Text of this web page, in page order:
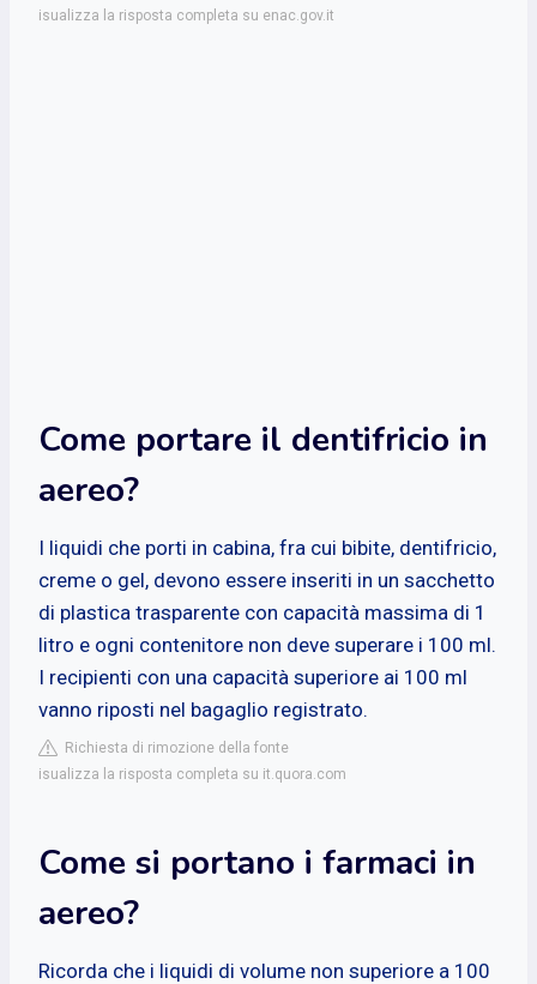
isualizza la risposta completa su enac.gov.it
Come portare il dentifricio in
aereo?
I liquidi che porti in cabina, fra cui bibite, dentifricio,
creme o gel, devono essere inseriti in un sacchetto
di plastica trasparente con capacità massima di 1
litro e ogni contenitore non deve superare i 100 ml.
I recipienti con una capacità superiore ai 100 ml
vanno riposti nel bagaglio registrato.
Richiesta di rimozione della fonte
isualizza la risposta completa su it.quora.com
Come si portano i farmaci in
aereo?
Ricorda che i liquidi di volume non superiore a 100